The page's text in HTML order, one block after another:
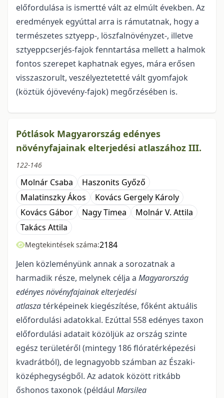
előfordulása is ismertté vált az elmúlt években. Az
eredmények egyúttal arra is rámutatnak, hogy a
természetes sztyepp-, löszfalnövényzet-, illetve
sztyeppcserjés-fajok fenntartása mellett a halmok
fontos szerepet kaphatnak egyes, mára erősen
visszaszorult, veszélyeztetetté vált gyomfajok
(köztük ójövevény-fajok) megőrzésében is.
Pótlások Magyarország edényes
növényfajainak elterjedési atlaszához III.
122-146
Molnár Csaba
Haszonits Győző
Malatinszky Ákos
Kovács Gergely Károly
Kovács Gábor
Nagy Timea
Molnár V. Attila
Takács Attila
Megtekintések száma:2184
Jelen közleményünk annak a sorozatnak a
harmadik része, melynek célja a Magyarország
edényes növényfajainak elterjedési
atlaszatérképeinek kiegészítése, főként aktuális
előfordulási adatokkal. Ezúttal 558 edényes taxon
előfordulási adatait közöljük az ország szinte
egész területéről (mintegy 186 flóratérképezési
kvadrátból), de legnagyobb számban az Északi-
középhegységből. Az adatok között ritkább
őshonos taxonok (például Marsilea